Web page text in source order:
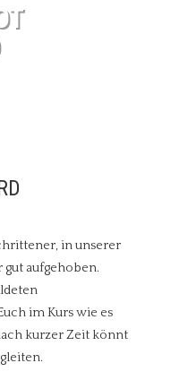
in unserer
aufgehoben.
im Kurs wie es
kurzer Zeit könnt